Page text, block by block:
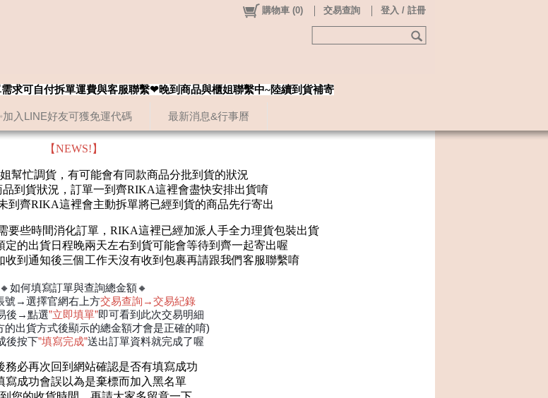
加入LINE好友可獲免運代碼 最新消息&行事曆
購物車 (0) 交易查詢 登入 / 註冊
求可自付拆單運費與客服聯繫❤晚到商品與櫃姐聯繫中~陸續到貨補寄